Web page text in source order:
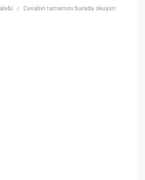
|Cevabın tamamını burada okuyun: